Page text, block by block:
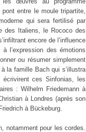
entre le moule tripartite,
qui sera fertilisé par
des Italiens, le Rococo des
encore de l’influence
l’expression des émotions
ou résumer simplement
la famille Bach qui s’illustra
ces Sinfonias, les
: Wilhelm Friedemann à
à Londres (après son
à Bückeburg.
notamment pour les cordes.